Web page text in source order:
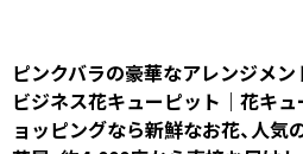
ピンクバラの豪華なアレンジメン
ビジネス花キューピット｜花キ
ョッピングなら新鮮なお花、人